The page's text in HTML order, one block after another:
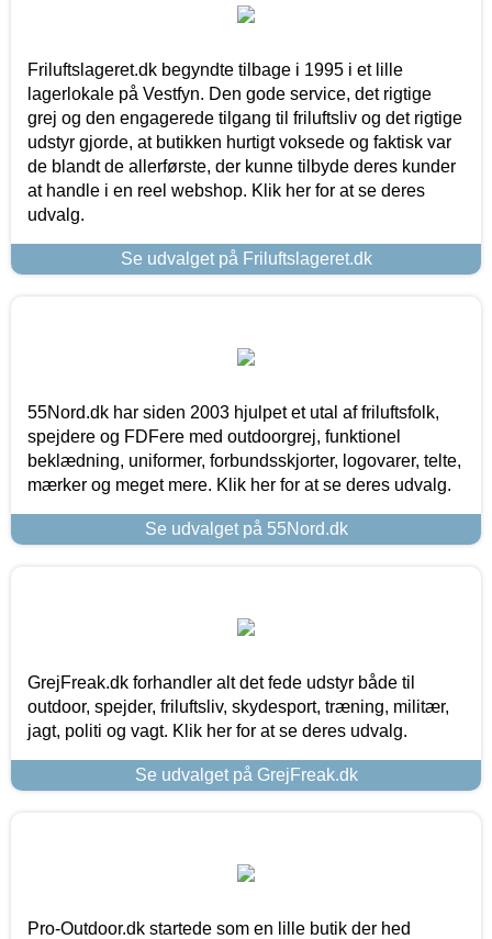
Friluftslageret.dk begyndte tilbage i 1995 i et lille
lagerlokale på Vestfyn. Den gode service, det rigtige
grej og den engagerede tilgang til friluftsliv og det rigtige
udstyr gjorde, at butikken hurtigt voksede og faktisk var
de blandt de allerførste, der kunne tilbyde deres kunder
at handle i en reel webshop. Klik her for at se deres
udvalg.
Se udvalget på Friluftslageret.dk
55Nord.dk har siden 2003 hjulpet et utal af friluftsfolk,
spejdere og FDFere med outdoorgrej, funktionel
beklædning, uniformer, forbundsskjorter, logovarer, telte,
mærker og meget mere. Klik her for at se deres udvalg.
Se udvalget på 55Nord.dk
GrejFreak.dk forhandler alt det fede udstyr både til
outdoor, spejder, friluftsliv, skydesport, træning, militær,
jagt, politi og vagt. Klik her for at se deres udvalg.
Se udvalget på GrejFreak.dk
Pro-Outdoor.dk startede som en lille butik der hed